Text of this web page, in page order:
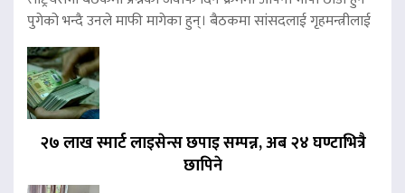
पुगेको भन्दै उनले माफी मागेका हुन्। बैठकमा सांसदलाई गृहमन्त्रीलाई
२७ लाख स्मार्ट लाइसेन्स छपाइ सम्पन्न, अब २४ घण्टाभित्रै
छापिने